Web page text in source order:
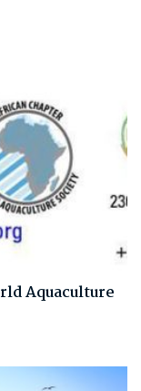
Aquaculture